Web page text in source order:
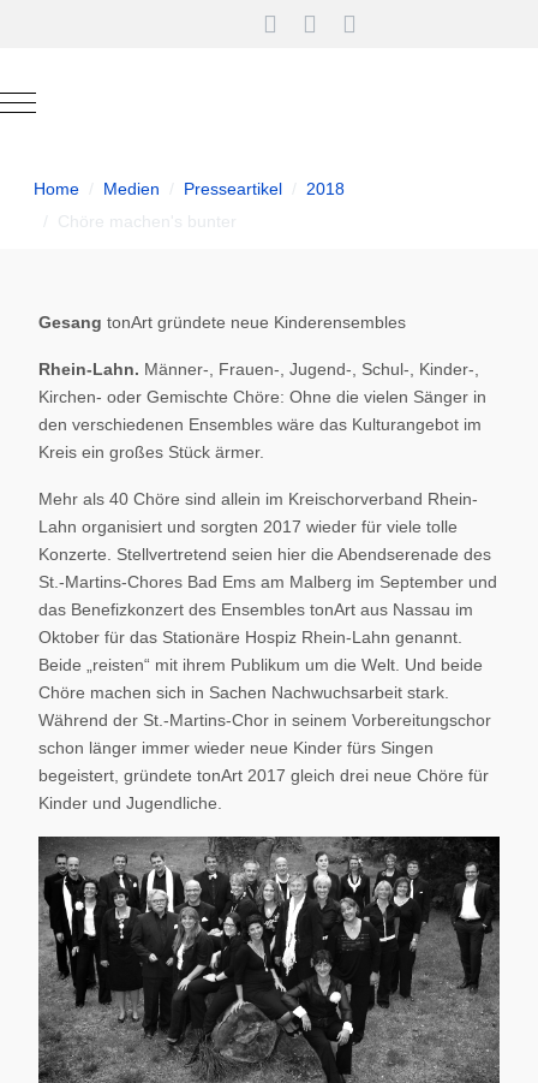
Mobile Menu Toggle
Home Medien Presseartikel
2018
Chöre machen's bunter
Gesang tonArt gründete neue Kinderensembles
Rhein-Lahn. Männer-, Frauen-, Jugend-, Schul-, Kinder-,
Kirchen- oder Gemischte Chöre: Ohne die vielen Sänger in
den verschiedenen Ensembles wäre das Kulturangebot im
Kreis ein großes Stück ärmer.
Mehr als 40 Chöre sind allein im Kreischorverband Rhein-
Lahn organisiert und sorgten 2017 wieder für viele tolle
Konzerte. Stellvertretend seien hier die Abendserenade des
St.-Martins-Chores Bad Ems am Malberg im September und
das Benefizkonzert des Ensembles tonArt aus Nassau im
Oktober für das Stationäre Hospiz Rhein-Lahn genannt.
Beide „reisten“ mit ihrem Publikum um die Welt. Und beide
Chöre machen sich in Sachen Nachwuchsarbeit stark.
Während der St.-Martins-Chor in seinem Vorbereitungschor
schon länger immer wieder neue Kinder fürs Singen
begeistert, gründete tonArt 2017 gleich drei neue Chöre für
Kinder und Jugendliche.